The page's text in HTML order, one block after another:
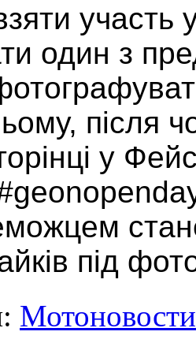
участь
один з
після
у
під
Мотоновости